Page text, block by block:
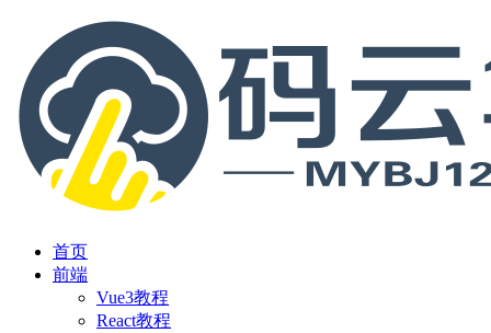
首页
前端
Vue3教程
React教程